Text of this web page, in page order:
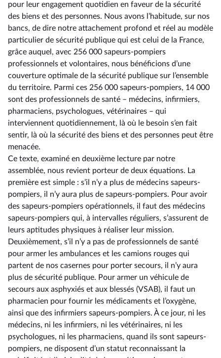
pour leur engagement quotidien en faveur de la sécurité
des biens et des personnes. Nous avons l’habitude, sur nos
bancs, de dire notre attachement profond et réel au modèle
particulier de sécurité publique qui est celui de la France,
grâce auquel, avec 256 000 sapeurs-pompiers
professionnels et volontaires, nous bénéficions d’une
couverture optimale de la sécurité publique sur l’ensemble
du territoire. Parmi ces 256 000 sapeurs-pompiers, 14 000
sont des professionnels de santé –⁠ médecins, infirmiers,
pharmaciens, psychologues, vétérinaires – qui
interviennent quotidiennement, là où le besoin s’en fait
sentir, là où la sécurité des biens et des personnes peut être
menacée.
Ce texte, examiné en deuxième lecture par notre
assemblée, nous revient porteur de deux équations. La
première est simple : s’il n’y a plus de médecins sapeurs-
pompiers, il n’y aura plus de sapeurs-pompiers. Pour avoir
des sapeurs-pompiers opérationnels, il faut des médecins
sapeurs-pompiers qui, à intervalles réguliers, s’assurent de
leurs aptitudes physiques à réaliser leur mission.
Deuxièmement, s’il n’y a pas de professionnels de santé
pour armer les ambulances et les camions rouges qui
partent de nos casernes pour porter secours, il n’y aura
plus de sécurité publique. Pour armer un véhicule de
secours aux asphyxiés et aux blessés (VSAB), il faut un
pharmacien pour fournir les médicaments et l’oxygène,
ainsi que des infirmiers sapeurs-pompiers. À ce jour, ni les
médecins, ni les infirmiers, ni les vétérinaires, ni les
psychologues, ni les pharmaciens, quand ils sont sapeurs-
pompiers, ne disposent d’un statut reconnaissant la